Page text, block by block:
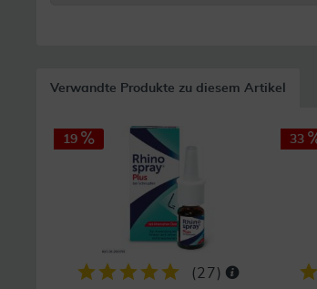
Verwandte Produkte zu diesem Artikel
19
(27 )
33